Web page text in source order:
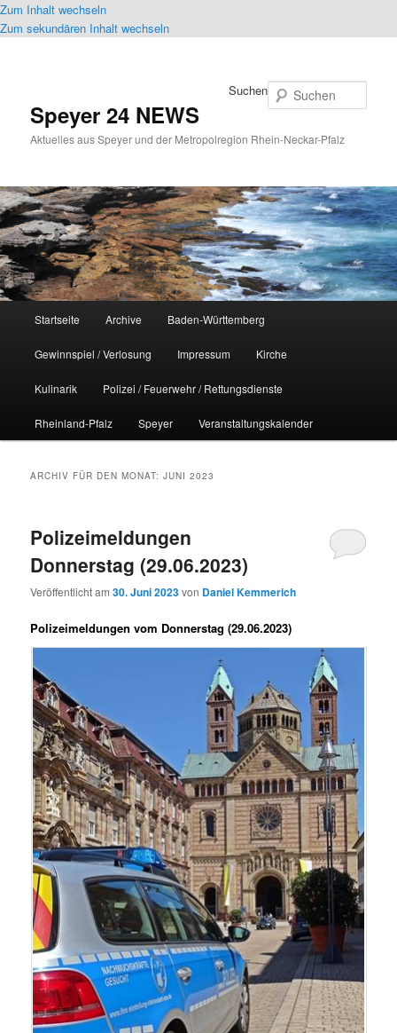
Zum Inhalt wechseln
Zum sekundären Inhalt wechseln
Speyer 24 NEWS
Aktuelles aus Speyer und der Metropolregion Rhein-Neckar-Pfalz
Suchen
Startseite Archive Baden-Württemberg
Gewinnspiel / Verlosung Impressum Kirche
Kulinarik Polizei / Feuerwehr / Rettungsdienste
Rheinland-Pfalz Speyer Veranstaltungskalender
ARCHIV FÜR DEN MONAT:JUNI 2023
Polizeimeldungen
Donnerstag (29.06.2023)
Veröffentlicht am30. Juni 2023von Daniel Kemmerich
Polizeimeldungen vom Donnerstag (29.06.2023)